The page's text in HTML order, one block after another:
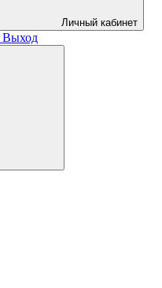
Личный кабинет
Выход